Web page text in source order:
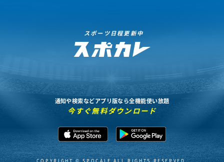
スポーツ日程更新中
通知や検索などアプリ版なら全機能使い放題
今すぐ無料ダウンロード